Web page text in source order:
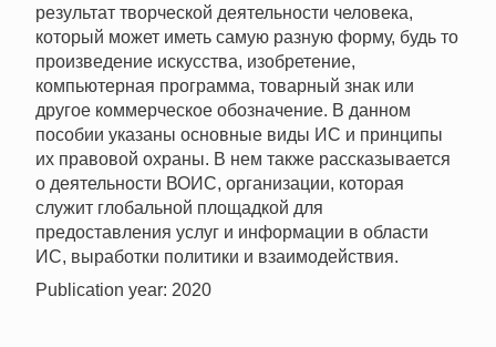
результат творческой деятельности человека,
который может иметь самую разную форму, будь то
произведение искусства, изобретение,
компьютерная программа, товарный знак или
другое коммерческое обозначение. В данном
пособии указаны основные виды ИС и принципы
их правовой охраны. В нем также рассказывается
о деятельности ВОИС, организации, которая
служит глобальной площадкой для
предоставления услуг и информации в области
ИС, выработки политики и взаимодействия.
Publication year: 2020